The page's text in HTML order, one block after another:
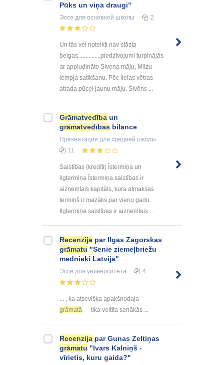
Pūks un viņa draugi"
Эссе для основной школы 2
Un tās vel noteikti nav stāsta
beigas...............piedzīvojumi turpinājās
ar appludināto Sivena māju, Milzu
lempja satikšanu. Pēc lielas vētras
atrada pūcei jaunu māju. Sivēns ...
Grāmatvedība un
grāmatvedības bilance
Презентация для средней школы
11
Saistības (kredīti) Īstermiņa un
ilgtermiņa Īstermiņa saistības ir
aizņemtais kapitāls, kura atmaksas
termiņš ir mazāks par vienu gadu.
Ilgtermiņa saistības ir aizņemtais ...
Recenzija par Ilgas Zagorskas
grāmatu "Senie ziemeļbriežu
mednieki Latvijā"
Эссе для университета 4
... , ka atsevišķa apakšnodaļa
grāmatā
tika veltīta senākās ...
Recenzija par Gunas Zeltiņas
grāmatu "Ivars Kalniņš -
vīrietis, kuru gaida?"